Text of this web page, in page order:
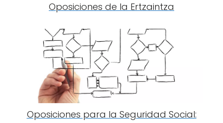
Oposiciones de la Ertzaintza
Oposiciones para la Seguridad Social: